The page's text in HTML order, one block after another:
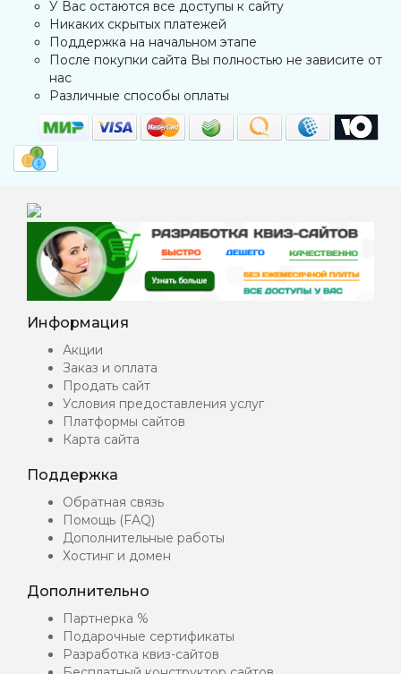
У Вас остаются все доступы к сайту
Никаких скрытых платежей
Поддержка на начальном этапе
После покупки сайта Вы полностью не зависите от
нас
Различные способы оплаты
Информация
Акции
Заказ и оплата
Продать сайт
Условия предоставления услуг
Платформы сайтов
Карта сайта
Поддержка
Обратная связь
Помощь (FAQ)
Дополнительные работы
Хостинг и домен
Дополнительно
Партнерка %
Подарочные сертификаты
Разработка квиз-сайтов